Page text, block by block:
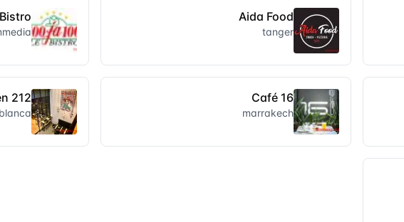
Aida Food
tanger
16 Café
marrakech
212 Kitchen